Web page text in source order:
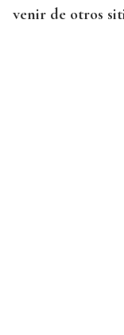
venir de otros